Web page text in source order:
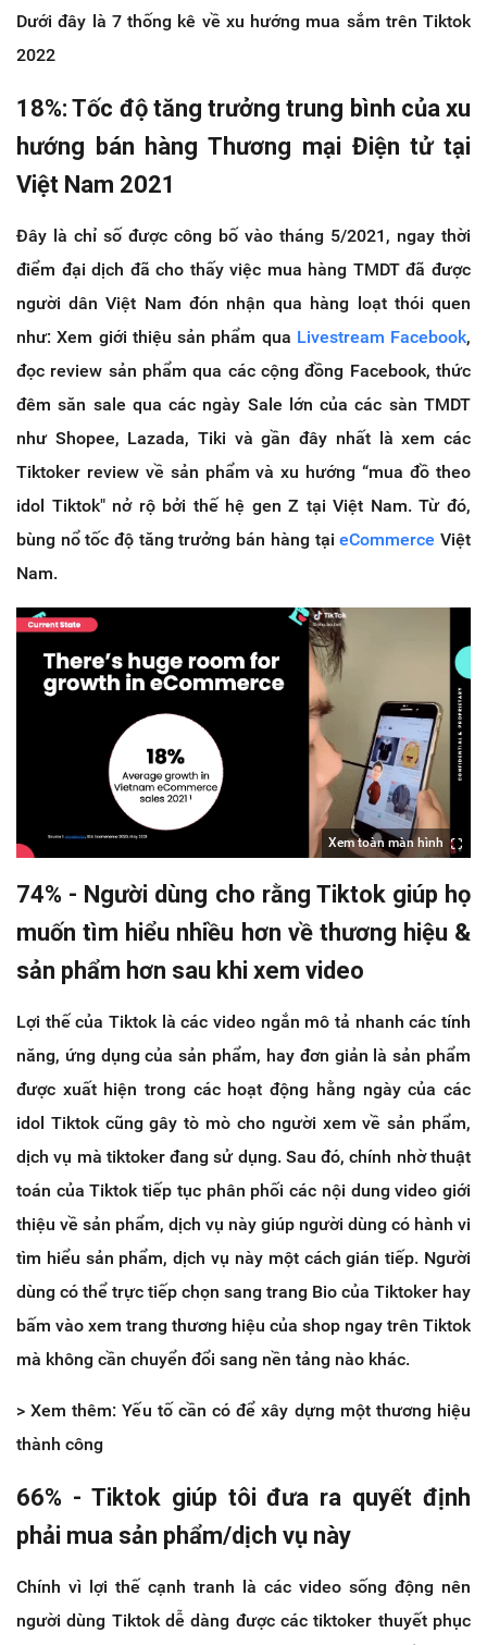
Dưới đây là 7 thống kê về xu hướng mua sắm trên Tiktok
2022
18%: Tốc độ tăng trưởng trung bình của xu
hướng bán hàng Thương mại Điện tử tại
Việt Nam 2021
Đây là chỉ số được công bố vào tháng 5/2021, ngay thời
điểm đại dịch đã cho thấy việc mua hàng TMDT đã được
người dân Việt Nam đón nhận qua hàng loạt thói quen
như: Xem giới thiệu sản phẩm qua Livestream Facebook,
đọc review sản phẩm qua các cộng đồng Facebook, thức
đêm săn sale qua các ngày Sale lớn của các sàn TMDT
như Shopee, Lazada, Tiki và gần đây nhất là xem các
Tiktoker review về sản phẩm và xu hướng “mua đồ theo
idol Tiktok" nở rộ bởi thế hệ gen Z tại Việt Nam. Từ đó,
bùng nổ tốc độ tăng trưởng bán hàng tạieCommerceViệt
Nam.
Xem toàn màn hình
74% - Người dùng cho rằng Tiktok giúp họ
muốn tìm hiểu nhiều hơn về thương hiệu &
sản phẩm hơn sau khi xem video
Lợi thế của Tiktok là các video ngắn mô tả nhanh các tính
năng, ứng dụng của sản phẩm, hay đơn giản là sản phẩm
được xuất hiện trong các hoạt động hằng ngày của các
idol Tiktok cũng gây tò mò cho người xem về sản phẩm,
dịch vụ mà tiktoker đang sử dụng. Sau đó, chính nhờ thuật
toán của Tiktok tiếp tục phân phối các nội dung video giới
thiệu về sản phẩm, dịch vụ này giúp người dùng có hành vi
tìm hiểu sản phẩm, dịch vụ này một cách gián tiếp. Người
dùng có thể trực tiếp chọn sang trang Bio của Tiktoker hay
bấm vào xem trang thương hiệu của shop ngay trên Tiktok
mà không cần chuyển đổi sang nền tảng nào khác.
> Xem thêm: Yếu tố cần có để xây dựng một thương hiệu
thành công
66% - Tiktok giúp tôi đưa ra quyết định
phải mua sản phẩm/dịch vụ này
Chính vì lợi thế cạnh tranh là các video sống động nên
người dùng Tiktok dễ dàng được các tiktoker thuyết phục